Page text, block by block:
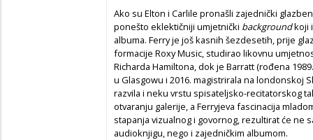
Ako su Elton i Carlile pronašli zajednički
ponešto eklektičniji umjetnički backgroundkoji
albuma. Ferry je još kasnih šezdesetih, prije
formacije Roxy Music, studirao likovnu
Richarda Hamiltona, dok je Barratt (rođena
u Glasgowu i 2016. magistrirala na londonskoj
razvila i neku vrstu spisateljsko-recitatorskog
otvaranju galerije, a Ferryjeva fascinacija
stapanja vizualnog i govornog, rezultirat će ne
audioknjigu, nego i zajedničkim albumom.